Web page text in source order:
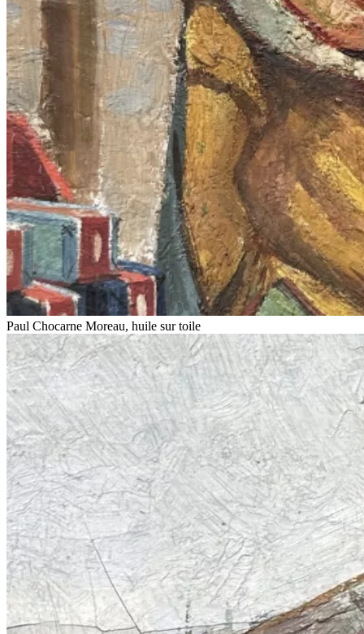
Paul Chocarne Moreau, huile sur toile